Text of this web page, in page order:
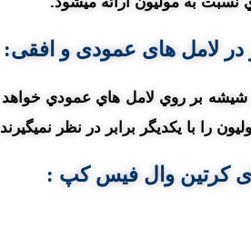
در لامل های عمودی و افقی:
شيشه بر روي لامل هاي عمودي
را با يکديگر برابر در نظر
کرتین وال فیس کپ :